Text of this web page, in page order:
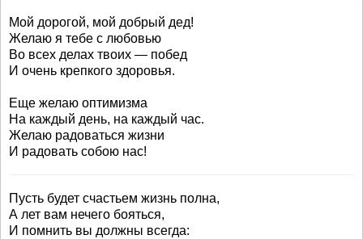
Мой дорогой, мой добрый дед!
Желаю я тебе с любовью
Во всех делах твоих — побед
И очень крепкого здоровья.
Еще желаю оптимизма
На каждый день, на каждый час.
Желаю радоваться жизни
И радовать собою нас!
Пусть будет счастьем жизнь полна,
А лет вам нечего бояться,
И помнить вы должны всегда: